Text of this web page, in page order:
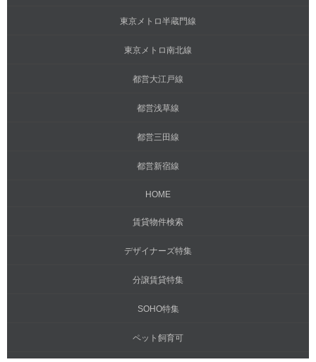
東京メトロ半蔵門線
東京メトロ南北線
都営大江戸線
都営浅草線
都営三田線
都営新宿線
HOME
賃貸物件検索
デザイナーズ特集
分譲賃貸特集
SOHO特集
ペット飼育可